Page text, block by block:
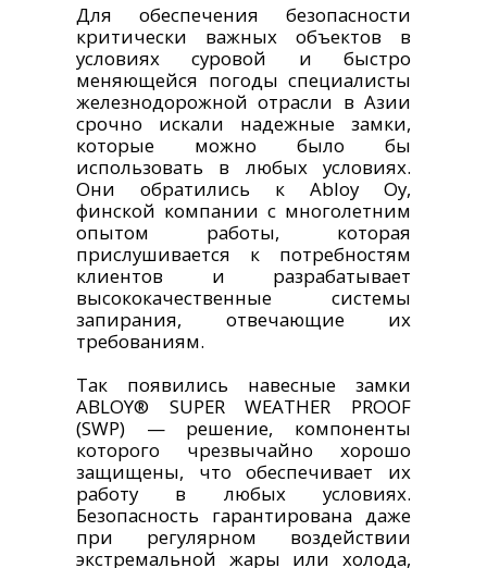
Для обеспечения безопасности
критически важных объектов в
условиях суровой и быстро
меняющейся погоды специалисты
железнодорожной отрасли в Азии
срочно искали надежные замки,
которые можно было бы
использовать в любых условиях.
Они обратились к Abloy Oy,
финской компании с многолетним
опытом работы, которая
прислушивается к потребностям
клиентов и разрабатывает
высококачественные системы
запирания, отвечающие их
требованиям.
Так появились навесные замки
ABLOY® SUPER WEATHER PROOF
(SWP) — решение, компоненты
которого чрезвычайно хорошо
защищены, что обеспечивает их
работу в любых условиях.
Безопасность гарантирована даже
при регулярном воздействии
экстремальной жары или холода,